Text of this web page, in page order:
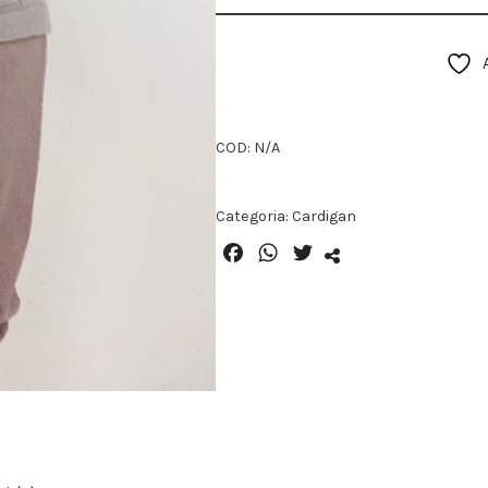
COD: N/A
Categoria:Cardigan
FacebookWhatsApp
Twitter